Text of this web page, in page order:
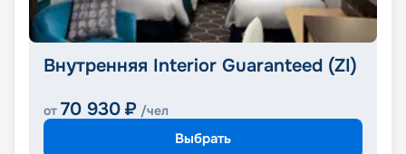
Внутренняя Interior Guaranteed (ZI)
от 70 930 ₽ /чел
Выбрать